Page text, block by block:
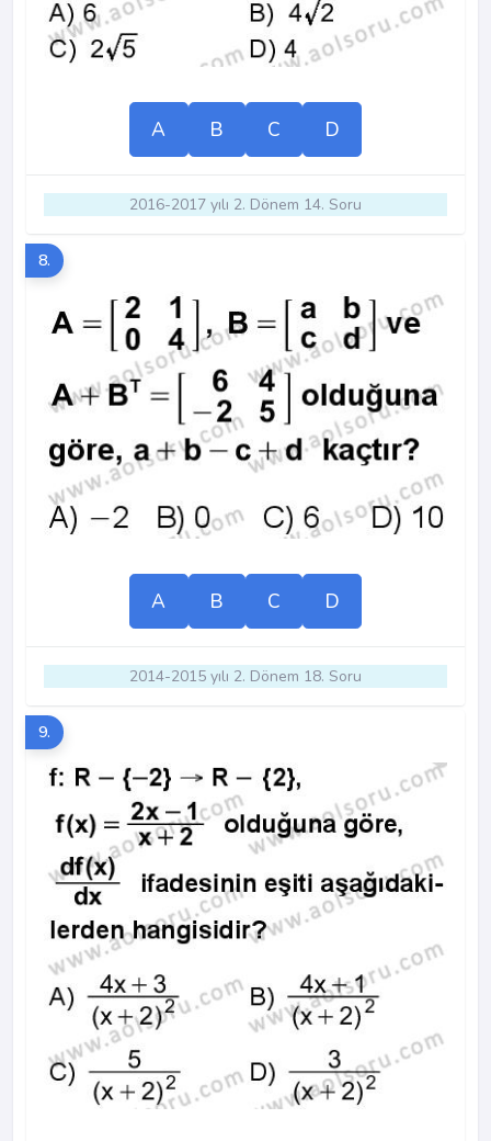
A B C D
2016-2017 yılı 2. Dönem 14. Soru
8.
A B C D
2014-2015 yılı 2. Dönem 18. Soru
9.